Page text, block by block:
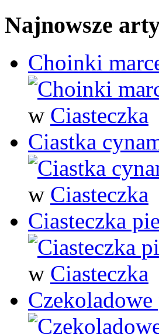
Najnowsze
Choinki
w Ciasteczka
Ciastka
w Ciasteczka
Ciasteczka
w Ciasteczka